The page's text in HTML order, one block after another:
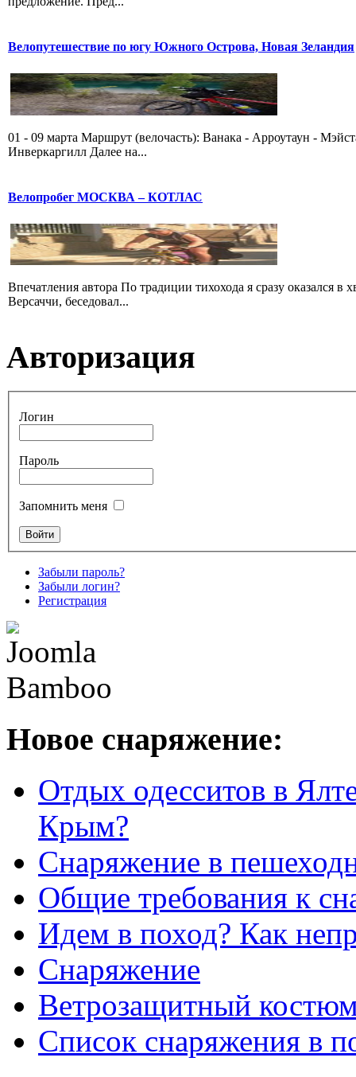
Велопутешествие по югу Южного Острова, Новая Зеландия
01 - 09 марта Маршрут (велочасть): Ванака - Арроутаун -
Инверкаргилл Далее на...
Велопробег МОСКВА – КОТЛАС
Впечатления автора По традиции тихохода я сразу оказался
Версаччи, беседовал...
Авторизация
Логин
Пароль
Запомнить меня
Забыли пароль?
Забыли логин?
Регистрация
Новое снаряжение:
Отдых одесситов в
Крым?
Снаряжение в
Общие требования к
Идем в поход? Как
Снаряжение
Ветрозащитный
Список снаряжения в